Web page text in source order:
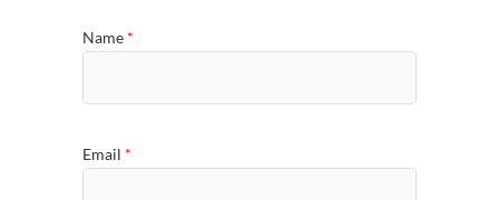
Name *
Email *